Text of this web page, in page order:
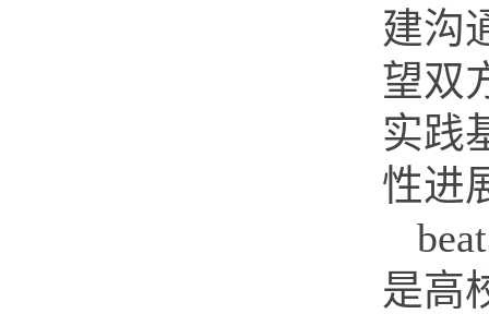
建沟
望双
实践
性进
是高